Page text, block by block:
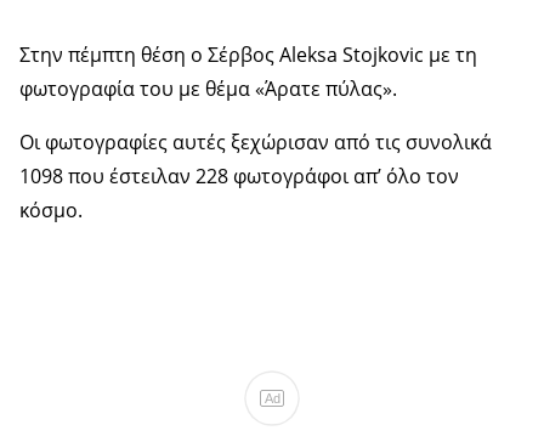
Στην πέμπτη θέση ο Σέρβος Aleksa Stojkovic με τη
φωτογραφία του με θέμα «Άρατε πύλας».
Οι φωτογραφίες αυτές ξεχώρισαν από τις συνολικά
1098 που έστειλαν 228 φωτογράφοι απ’ όλο τον
κόσμο.
Ad